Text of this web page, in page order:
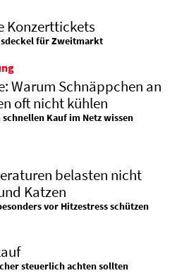
Konzerttickets
für Zweitmarkt
Warum Schnäppchen an
oft nicht kühlen
schnellen Kauf im Netz wissen
belasten nicht
Katzen
vor Hitzestress schützen
steuerlich achten sollten